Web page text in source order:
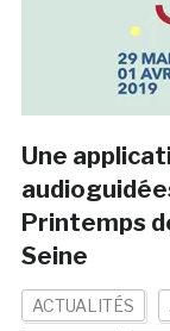
Une
Printemps
Seine
ACTUALITÉS